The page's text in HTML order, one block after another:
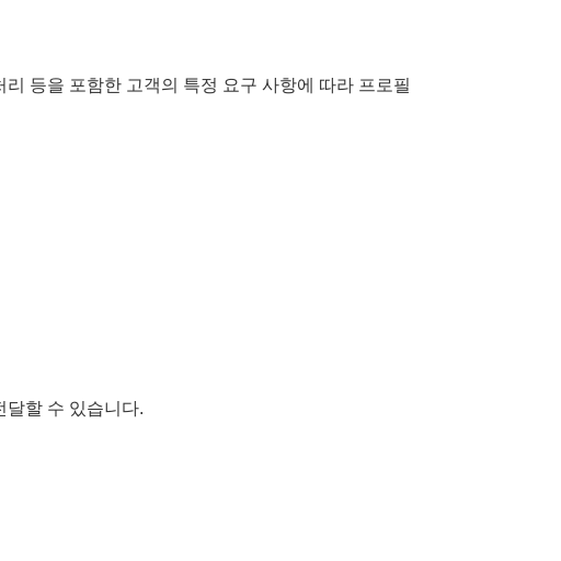
등을 포함한 고객의 특정 요구 사항에 따라 프로필
달할 수 있습니다.